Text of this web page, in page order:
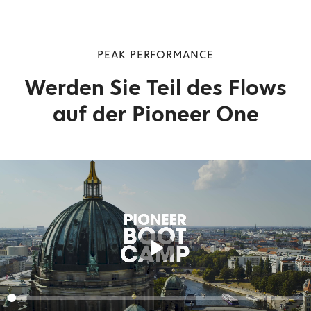
PEAK PERFORMANCE
Werden Sie Teil des Flows
auf der Pioneer One